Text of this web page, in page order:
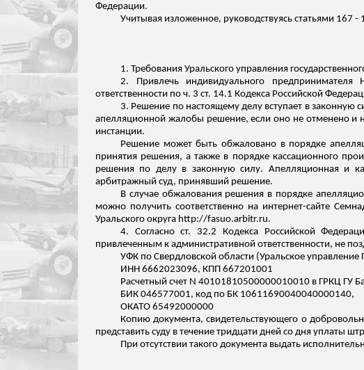
Федерации.
Учитывая изложенное, руководствуясь статьями 167
1. Требования Уральского управления
2. Привлечь индивидуального предпринимателя
ответственности по ч. 3 ст. 14.1 Кодекса Российской
3. Решение по настоящему делу вступает в законную
апелляционной жалобы решение, если оно не отменено и
инстанции.
Решение может быть обжаловано в порядке
принятия решения, а также в порядке кассационного
решения по делу в законную силу. Апелляционная и
арбитражный суд, принявший решение.
В случае обжалования решения в порядке
можно получить соответственно на интернет-сайте
Уральского округа http://fasuo.arbitr.ru.
4. Согласно ст. 32.2 Кодекса Российской
привлеченным к административной ответственности, не
УФК по Свердловской области (Уральское управление
ИНН 6662023096, КПП 667201001
Расчетный счет N 40101810500000010010 в ГРКЦ ГУ
БИК 046577001, код по БК 10611690040040000140,
ОКАТО 65492000000
Копию документа, свидетельствующего о
представить суду в течение тридцати дней со дня уплаты
При отсутствии такого документа выдать